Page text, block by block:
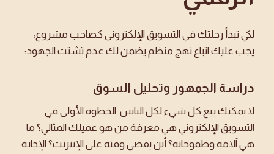
لكي تبدأ رحلتك في التسويق الإلكتروني كصاحب مشروع،
يجب عليك اتباع نهج منظم يضمن لك عدم تشتت الجهود:
دراسة الجمهور وتحليل السوق
لا يمكنك بيع كل شيء لكل الناس. الخطوة الأولى في
التسويق الإلكتروني هي معرفة من هو عميلك المثالي؟ ما
هي آلامه وطموحاته؟ أين يقضي وقته على الإنترنت؟ الإجابة